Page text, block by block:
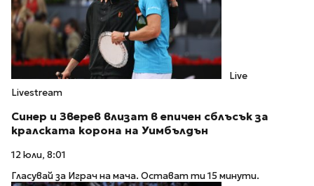
Live
Livestream
Синер и Зверев влизат в епичен сблъсък за
кралската корона на Уимбълдън
12 юли, 8:01
Гласувай за Играч на мача. Остават ти 15 минути.